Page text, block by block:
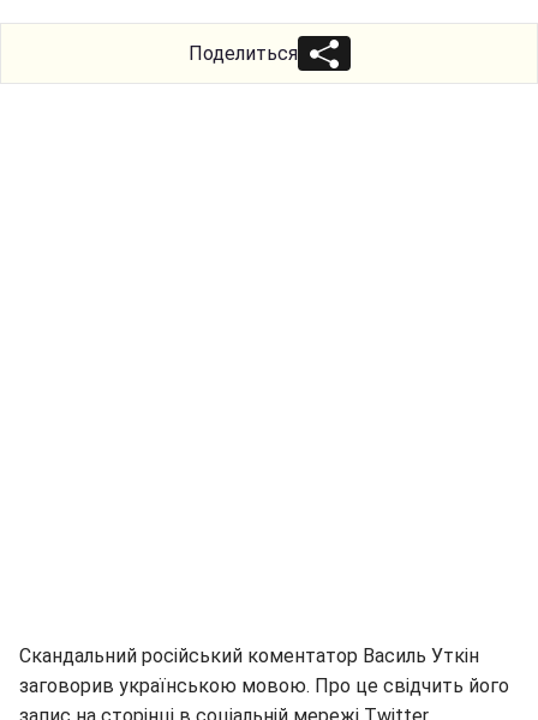
Поделиться
Скандальний російський коментатор Василь Уткін
заговорив українською мовою. Про це свідчить його